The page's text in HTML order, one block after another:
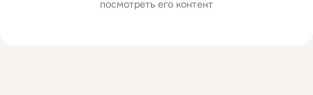
посмотреть его контент